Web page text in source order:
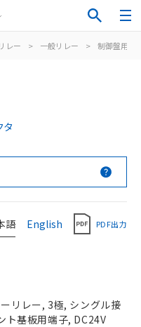
リレー > 一般リレー > 制御盤用
語 English PDF出力
リレー, 3極, シングル接
ト基板用端子, DC24V